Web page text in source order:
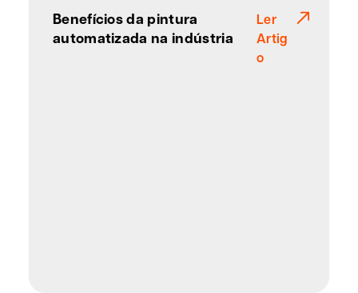
Benefícios da pintura
automatizada na indústria
Ler
Artig
o